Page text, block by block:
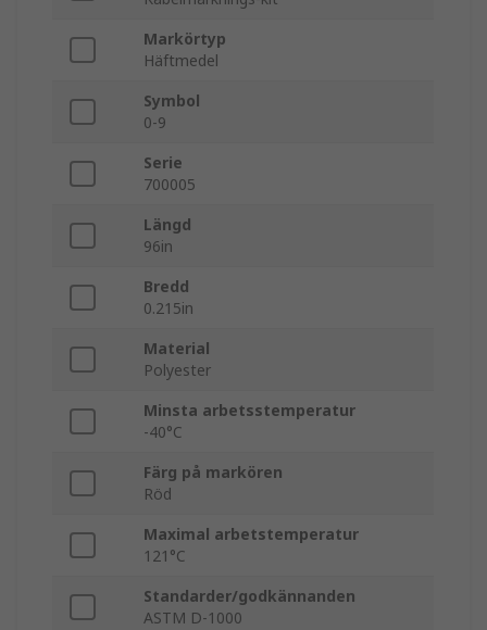
Markörtyp
Häftmedel
Symbol
0-9
Serie
700005
Längd
96in
Bredd
0.215in
Material
Polyester
Minsta arbetsstemperatur
-40°C
Färg på markören
Röd
Maximal arbetstemperatur
121°C
Standarder/godkännanden
ASTM D-1000